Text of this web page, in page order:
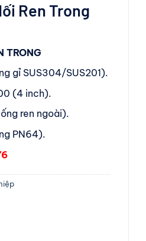
Ren Trong
TRONG
gỉ SUS304/SUS201).
(4 inch).
ren ngoài).
PN64).